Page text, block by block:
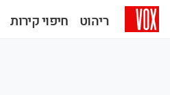
ריהוט חיפוי קירות